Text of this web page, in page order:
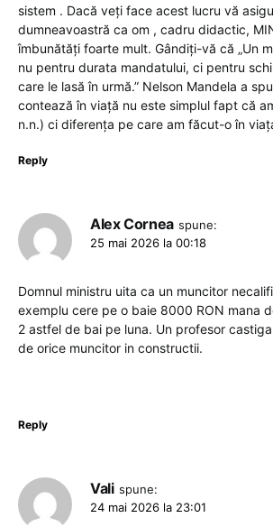
sistem . Dacă veți face acest lucru vă
dumneavoastră ca om , cadru didactic,
îmbunătăți foarte mult. Gândiți-vă că „Un
nu pentru durata mandatului, ci pentru
care le lasă în urmă.” Nelson Mandela a
contează în viață nu este simplul fapt că
n.n.) ci diferența pe care am făcut-o în
Reply
Alex Cornea spune:
25 mai 2026 la 00:18
Domnul ministru uita ca un muncitor
exemplu cere pe o baie 8000 RON mana
2 astfel de bai pe luna. Un profesor
de orice muncitor in constructii.
Reply
Vali spune:
24 mai 2026 la 23:01